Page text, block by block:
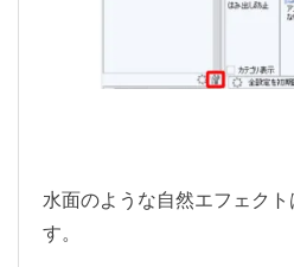
水面のような自然エフェク
す。